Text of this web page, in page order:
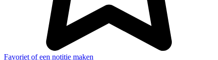
Favoriet of een notitie maken